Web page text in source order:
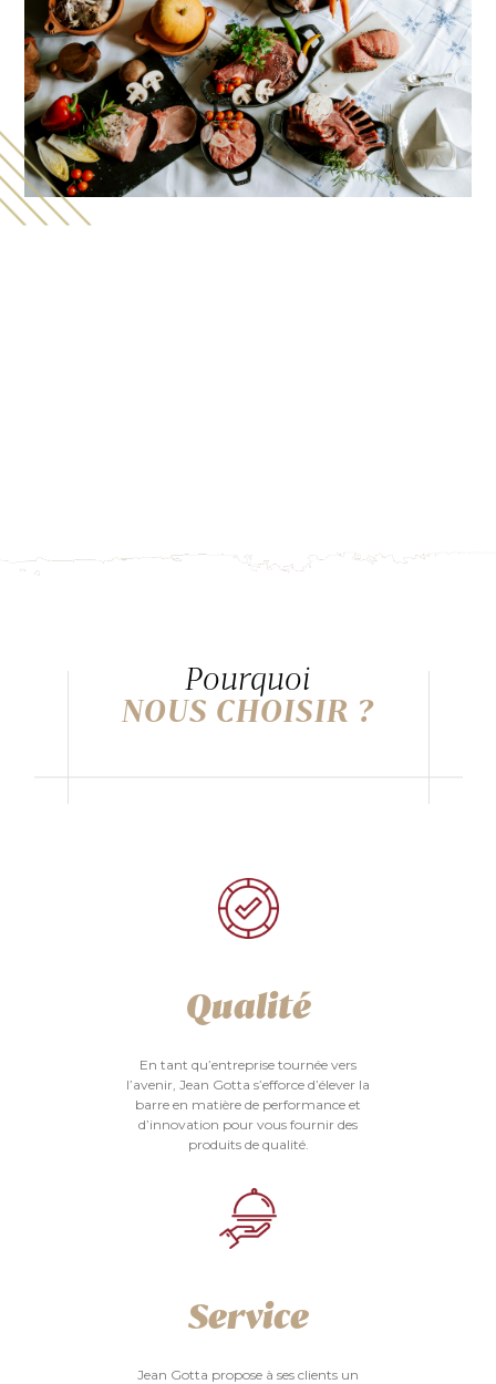
Pourquoi
NOUS CHOISIR ?
Qualité
En tant qu’entreprise tournée vers
l’avenir, Jean Gotta s’efforce d’élever la
barre en matière de performance et
d’innovation pour vous fournir des
produits de qualité.
Service
Jean Gotta propose à ses clients un